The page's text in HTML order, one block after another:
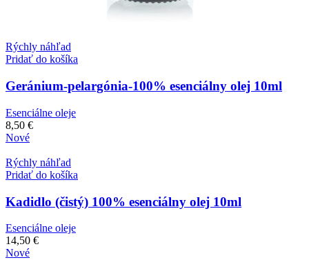
Rýchly náhľad
Pridať do košíka
Geránium-pelargónia-100% esenciálny olej 10ml
Esenciálne oleje
8,50 €
Nové
Rýchly náhľad
Pridať do košíka
Kadidlo (čistý) 100% esenciálny olej 10ml
Esenciálne oleje
14,50 €
Nové